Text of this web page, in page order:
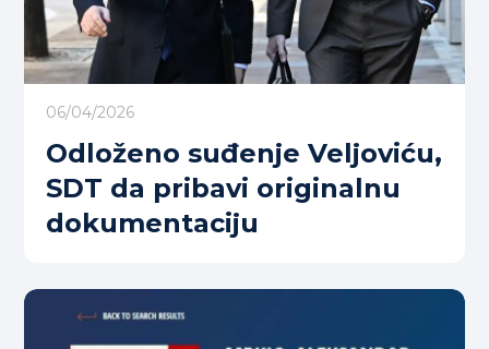
06/04/2026
Odloženo suđenje Veljoviću,
SDT da pribavi originalnu
dokumentaciju